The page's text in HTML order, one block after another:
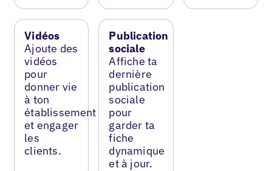
Vidéos
Ajoute des
vidéos
pour
donner vie
à ton
établissement
et engager
les
clients.
Publication
sociale
Affiche ta
dernière
publication
sociale
pour
garder ta
fiche
dynamique
et à jour.